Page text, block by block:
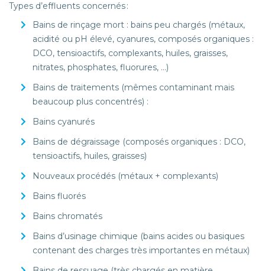
Types d’effluents concernés :
Bains de rinçage mort : bains peu chargés (métaux,
acidité ou pH élevé, cyanures, composés organiques :
DCO, tensioactifs, complexants, huiles, graisses,
nitrates, phosphates, fluorures, …)
Bains de traitements (mêmes contaminant mais
beaucoup plus concentrés) :
Bains cyanurés
Bains de dégraissage (composés organiques : DCO,
tensioactifs, huiles, graisses)
Nouveaux procédés (métaux + complexants)
Bains fluorés
Bains chromatés
Bains d’usinage chimique (bains acides ou basiques
contenant des charges très importantes en métaux)